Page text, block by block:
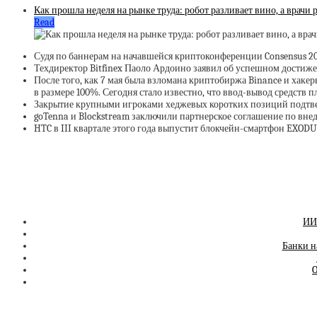
Как прошла неделя на рынке труда: робот разливает вино, а врачи
Read
Судя по баннерам на начавшейся криптоконференции Consensus
Техдиректор Bitfinex Паоло Ардоино заявил об успешном
После того, как 7 мая была взломана криптобиржа Binance и
в размере 100%. Сегодня стало известно, что ввод-вывод средств
Закрытие крупными игроками хеджевых коротких позиций
goTenna и Blockstream заключили партнерское соглашение по
HTC в III квартале этого года выпустит блокчейн-смартфон
Банки